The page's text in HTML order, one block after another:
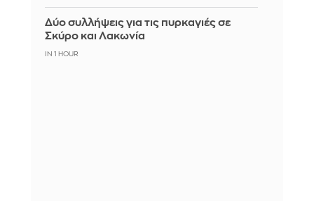
Δύο συλλήψεις για τις πυρκαγιές σε
Σκύρο και Λακωνία
IN 1 HOUR